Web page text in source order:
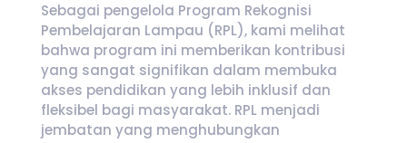
Sebagai pengelola Program Rekognisi
Pembelajaran Lampau (RPL), kami melihat
bahwa program ini memberikan kontribusi
yang sangat signifikan dalam membuka
akses pendidikan yang lebih inklusif dan
fleksibel bagi masyarakat. RPL menjadi
jembatan yang menghubungkan